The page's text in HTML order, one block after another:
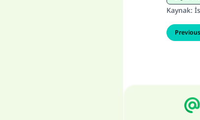
Kaynak:
Previous